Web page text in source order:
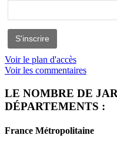
Voir le plan d'accès
Voir les commentaires
LE NOMBRE DE
DÉPARTEMENTS :
France Métropolitaine